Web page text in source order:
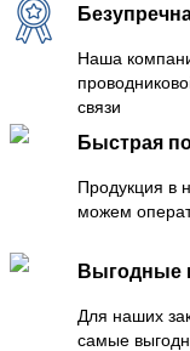
Наша
связи
Быстрая
Продукция в
можем
Выгодные
Для наших
самые